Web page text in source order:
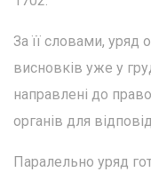
За її словами, уряд
висновків уже у
направлені до
органів для
Паралельно уряд